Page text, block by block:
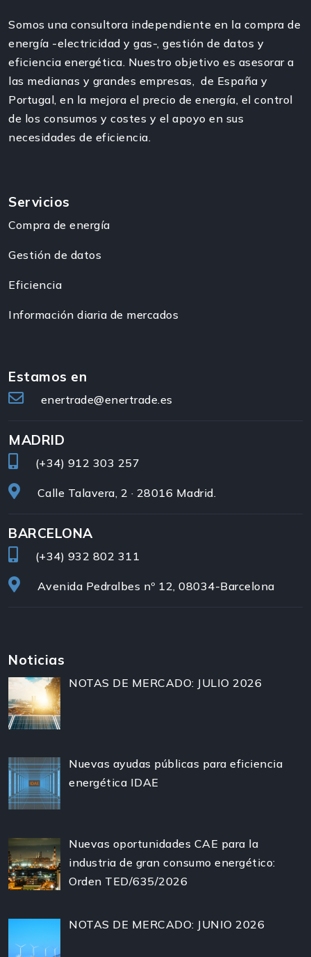
Somos una consultora independiente en la compra de
energía -electricidad y gas-, gestión de datos y
eficiencia energética. Nuestro objetivo es asesorar a
las medianas y grandes empresas, de España y
Portugal, en la mejora el precio de energía, el control
de los consumos y costes y el apoyo en sus
necesidades de eficiencia.
Servicios
Compra de energía
Gestión de datos
Eficiencia
Información diaria de mercados
Estamos en
enertrade@enertrade.es
MADRID
(+34) 912 303 257
Calle Talavera, 2 · 28016 Madrid.
BARCELONA
(+34) 932 802 311
Avenida Pedralbes nº 12, 08034-Barcelona
Noticias
NOTAS DE MERCADO: JULIO 2026
Nuevas ayudas públicas para eficiencia
energética IDAE
Nuevas oportunidades CAE para la
industria de gran consumo energético:
Orden TED/635/2026
NOTAS DE MERCADO: JUNIO 2026